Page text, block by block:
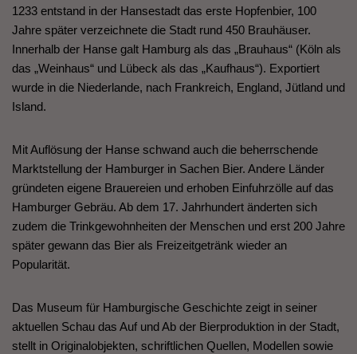
1233 entstand in der Hansestadt das erste Hopfenbier, 100
Jahre später verzeichnete die Stadt rund 450 Brauhäuser.
Innerhalb der Hanse galt Hamburg als das „Brauhaus“ (Köln als
das „Weinhaus“ und Lübeck als das „Kaufhaus“). Exportiert
wurde in die Niederlande, nach Frankreich, England, Jütland und
Island.
Mit Auflösung der Hanse schwand auch die beherrschende
Marktstellung der Hamburger in Sachen Bier. Andere Länder
gründeten eigene Brauereien und erhoben Einfuhrzölle auf das
Hamburger Gebräu. Ab dem 17. Jahrhundert änderten sich
zudem die Trinkgewohnheiten der Menschen und erst 200 Jahre
später gewann das Bier als Freizeitgetränk wieder an
Popularität.
Das Museum für Hamburgische Geschichte zeigt in seiner
aktuellen Schau das Auf und Ab der Bierproduktion in der Stadt,
stellt in Originalobjekten, schriftlichen Quellen, Modellen sowie